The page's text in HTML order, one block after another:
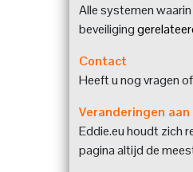
Alle systemen
beveiliging
Contact
Heeft u nog vragen
Veranderingen
Eddie.eu houdt zich
pagina altijd de